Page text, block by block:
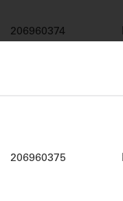
206960374
206960375